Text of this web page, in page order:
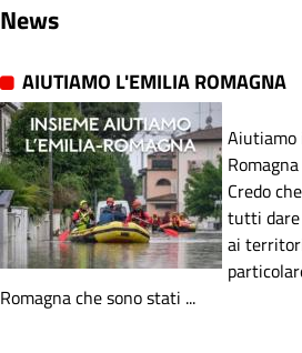
News
AIUTIAMO L'EMILIA ROMAGNA
Aiutiamo
Credo
tutti
ai
Romagna che sono stati ...